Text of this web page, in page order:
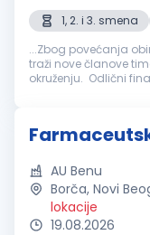
1, 2. i 3. smena
...Zbog povećanja
traži nove članove tima. Rad u prijatnom i
okruženju. Odlični
AU Benu
Borča, Novi
lokacije
19.08.2026